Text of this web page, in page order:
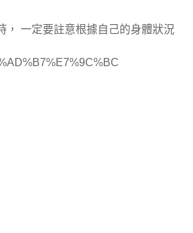
， 一定要註意根據自己的身體狀況